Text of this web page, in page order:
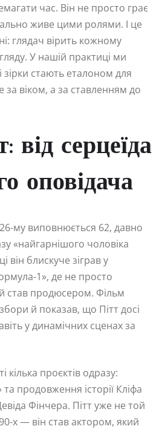
час. Він не просто грає
живе цими ролями. І це
глядач вірить кожному
У нашій практиці ми
зірки стають еталоном для
віком, а за ставленням до
від серцеїда
оповідача
му виповнюється 62, давно
«найгарнішого чоловіка
він блискуче зіграв у
1», де не просто
й став продюсером. Фільм
збори й показав, що Пітт досі
у динамічних сценах за
кілька проєктів одразу:
продовження історії Кліфа
Фінчера. Пітт уже не той
х — він став актором, який